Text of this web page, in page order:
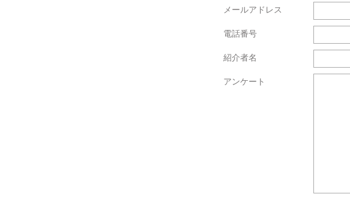
メールアドレス
電話番号
紹介者名
アンケート